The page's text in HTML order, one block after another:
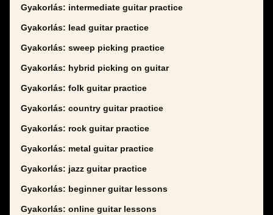
Gyakorlás: intermediate guitar practice
Gyakorlás: lead guitar practice
Gyakorlás: sweep picking practice
Gyakorlás: hybrid picking on guitar
Gyakorlás: folk guitar practice
Gyakorlás: country guitar practice
Gyakorlás: rock guitar practice
Gyakorlás: metal guitar practice
Gyakorlás: jazz guitar practice
Gyakorlás: beginner guitar lessons
Gyakorlás: online guitar lessons